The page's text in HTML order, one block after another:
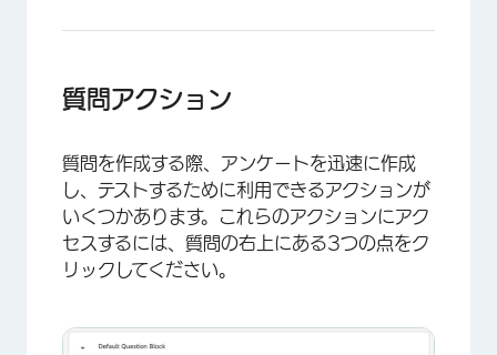
×
質問アクション
質問を作成する際、アンケートを迅速に作成
し、テストするために利用できるアクションが
いくつかあります。これらのアクションにアク
セスするには、質問の右上にある3つの点をク
リックしてください。